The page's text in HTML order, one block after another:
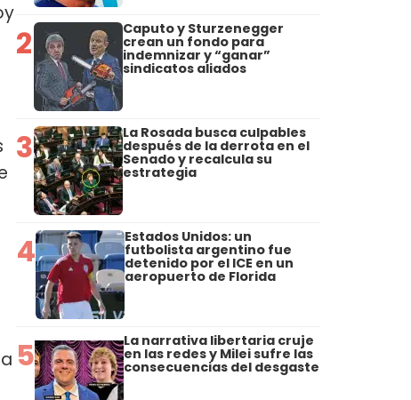
2 Caputo y Sturzenegger
crean un fondo para
indemnizar y “ganar”
sindicatos aliados
3 La Rosada busca culpables
después de la derrota en el
Senado y recalcula su
estrategia
4 Estados Unidos: un
futbolista argentino fue
detenido por el ICE en un
aeropuerto de Florida
5 La narrativa libertaria cruje
en las redes y Milei sufre las
consecuencias del desgaste